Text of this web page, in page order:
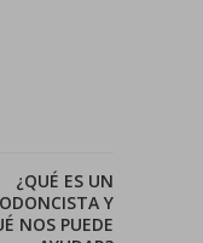
¿QUÉ ES UN
Y
NOS PUEDE